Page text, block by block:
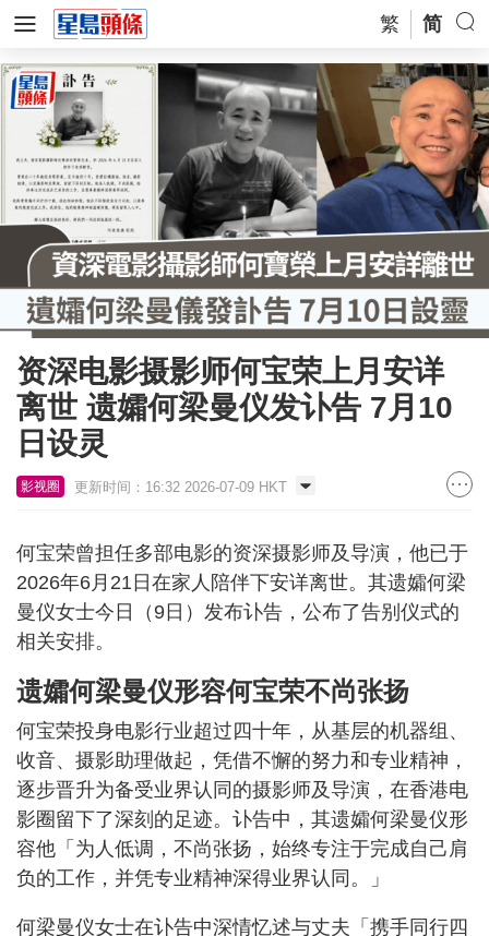
繁 简
资深电影摄影师何宝荣上月安详
离世 遗孀何梁曼仪发讣告 7月10
日设灵
影视圈 更新时间：16:32 2026-07-09 HKT
何宝荣曾担任多部电影的资深摄影师及导演，他已于
2026年6月21日在家人陪伴下安详离世。其遗孀何梁
曼仪女士今日（9日）发布讣告，公布了告别仪式的
相关安排。
遗孀何梁曼仪形容何宝荣不尚张扬
何宝荣投身电影行业超过四十年，从基层的机器组、
收音、摄影助理做起，凭借不懈的努力和专业精神，
逐步晋升为备受业界认同的摄影师及导演，在香港电
影圈留下了深刻的足迹。讣告中，其遗孀何梁曼仪形
容他「为人低调，不尚张扬，始终专注于完成自己肩
负的工作，并凭专业精神深得业界认同。」
何梁曼仪女士在讣告中深情忆述与丈夫「携手同行四